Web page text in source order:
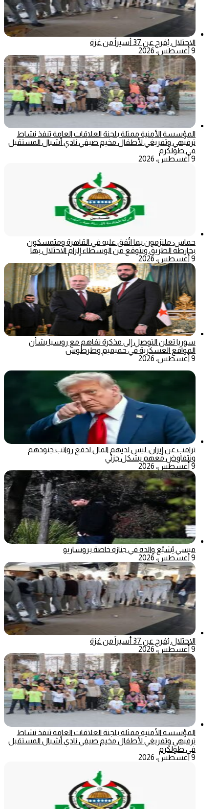
الاحتلال يُفرج عن 37 أسيراً من غزة
9 أغسطس، 2026
المؤسسة الأمنية ممثلة بلجنة العلاقات العامة تنفذ نشاط
ترفيهي وتفريغي لأطفال مخيم صيفي نادي أشبال المستقبل
في طولكرم
9 أغسطس، 2026
حماس: ملتزمون بما اتُفق عليه في القاهرة ومتمسكون
بخارطة الطريق ونتوقع من الوسطاء إلزام الاحتلال بها
9 أغسطس، 2026
سوريا تعلن التوصل إلى مذكرة تفاهم مع روسيا بشأن
المواقع العسكرية في حميميم وطرطوس
9 أغسطس، 2026
ترامب عن إيران: ليس لديهم المال لدفع رواتب جنودهم
ونتفاوض معهم بشكل جزئي
9 أغسطس، 2026
ميسي يُشيّع والده في جنازة خاصة بروساريو
9 أغسطس، 2026
الاحتلال يُفرج عن 37 أسيراً من غزة
9 أغسطس، 2026
المؤسسة الأمنية ممثلة بلجنة العلاقات العامة تنفذ نشاط
ترفيهي وتفريغي لأطفال مخيم صيفي نادي أشبال المستقبل
في طولكرم
9 أغسطس، 2026